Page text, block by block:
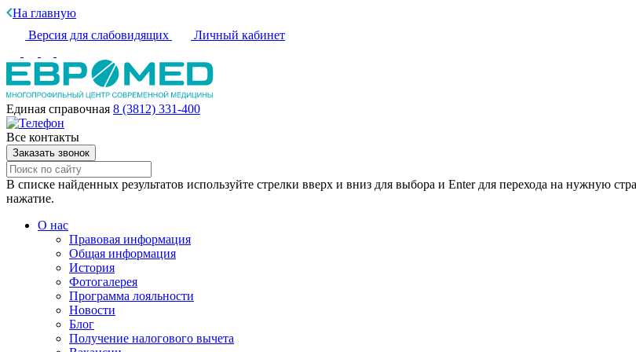
На главную
Версия для слабовидящих
Личный кабинет
Единая справочная 8 (3812) 331-400
Все контакты
Заказать звонок
В списке найденных результатов используйте стрелки вверх и вниз для выбора и Enter для перехода на нужную
нажатие.
О нас
Правовая информация
Общая информация
История
Фотогалерея
Программа лояльности
Новости
Блог
Получение налогового вычета